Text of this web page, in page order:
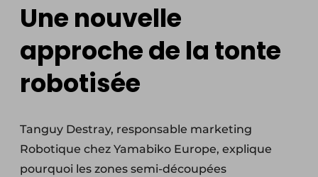
Une nouvelle
approche de la tonte
robotisée
Tanguy Destray, responsable marketing
Robotique chez Yamabiko Europe, explique
pourquoi les zones semi-découpées